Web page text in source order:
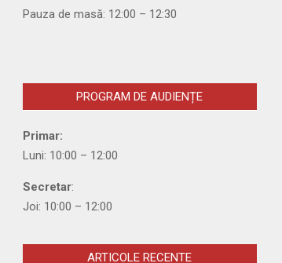
Pauza de masă: 12:00 – 12:30
PROGRAM DE AUDIENȚE
Primar:
Luni: 10:00 – 12:00
Secretar:
Joi: 10:00 – 12:00
ARTICOLE RECENTE